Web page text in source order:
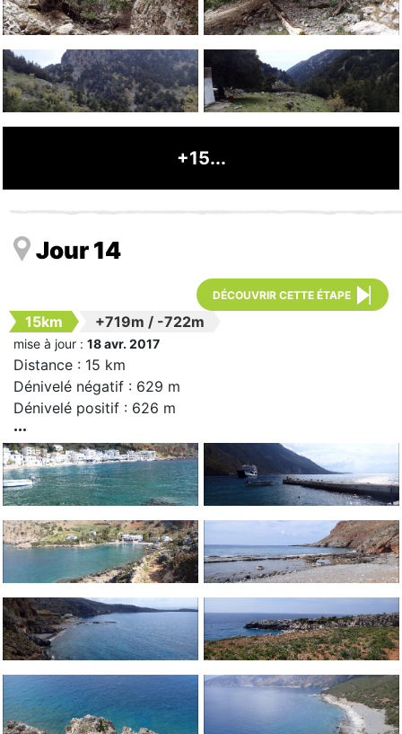
+15...
Jour 14
DÉCOUVRIR CETTE ÉTAPE
15km +719m / -722m
mise à jour : 18 avr. 2017
Distance : 15 km
Dénivelé négatif : 629 m
Dénivelé positif : 626 m